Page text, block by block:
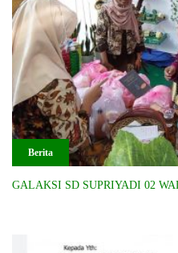
Berita
GALAKSI SD SUPRIYADI 02